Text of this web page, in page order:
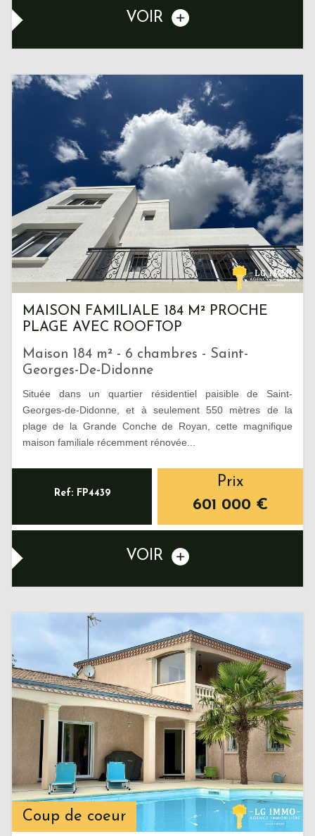
VOIR
MAISON FAMILIALE 184 M² PROCHE
PLAGE AVEC ROOFTOP
Maison 184 m² - 6 chambres - Saint-
Georges-De-Didonne
Située dans un quartier résidentiel paisible de Saint-
Georges-de-Didonne, et à seulement 550 mètres de la
plage de la Grande Conche de Royan, cette magnifique
maison familiale récemment rénovée...
Ref: FP4439
Prix
601 000 €
VOIR
Coup de coeur